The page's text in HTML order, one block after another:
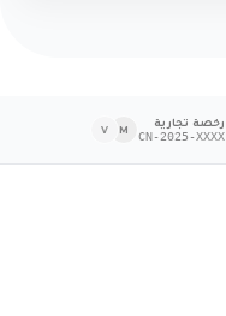
رخصة تجارية
CN-2025-XXXX
M
V